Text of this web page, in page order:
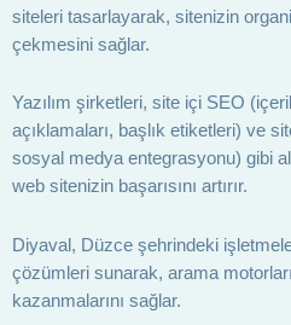
siteleri tasarlayarak, sitenizin
çekmesini sağlar.
Yazılım şirketleri, site içi SEO
açıklamaları, başlık etiketleri) ve
sosyal medya entegrasyonu) gibi
web sitenizin başarısını artırır.
Diyaval, Düzce şehrindeki
çözümleri sunarak, arama
kazanmalarını sağlar.